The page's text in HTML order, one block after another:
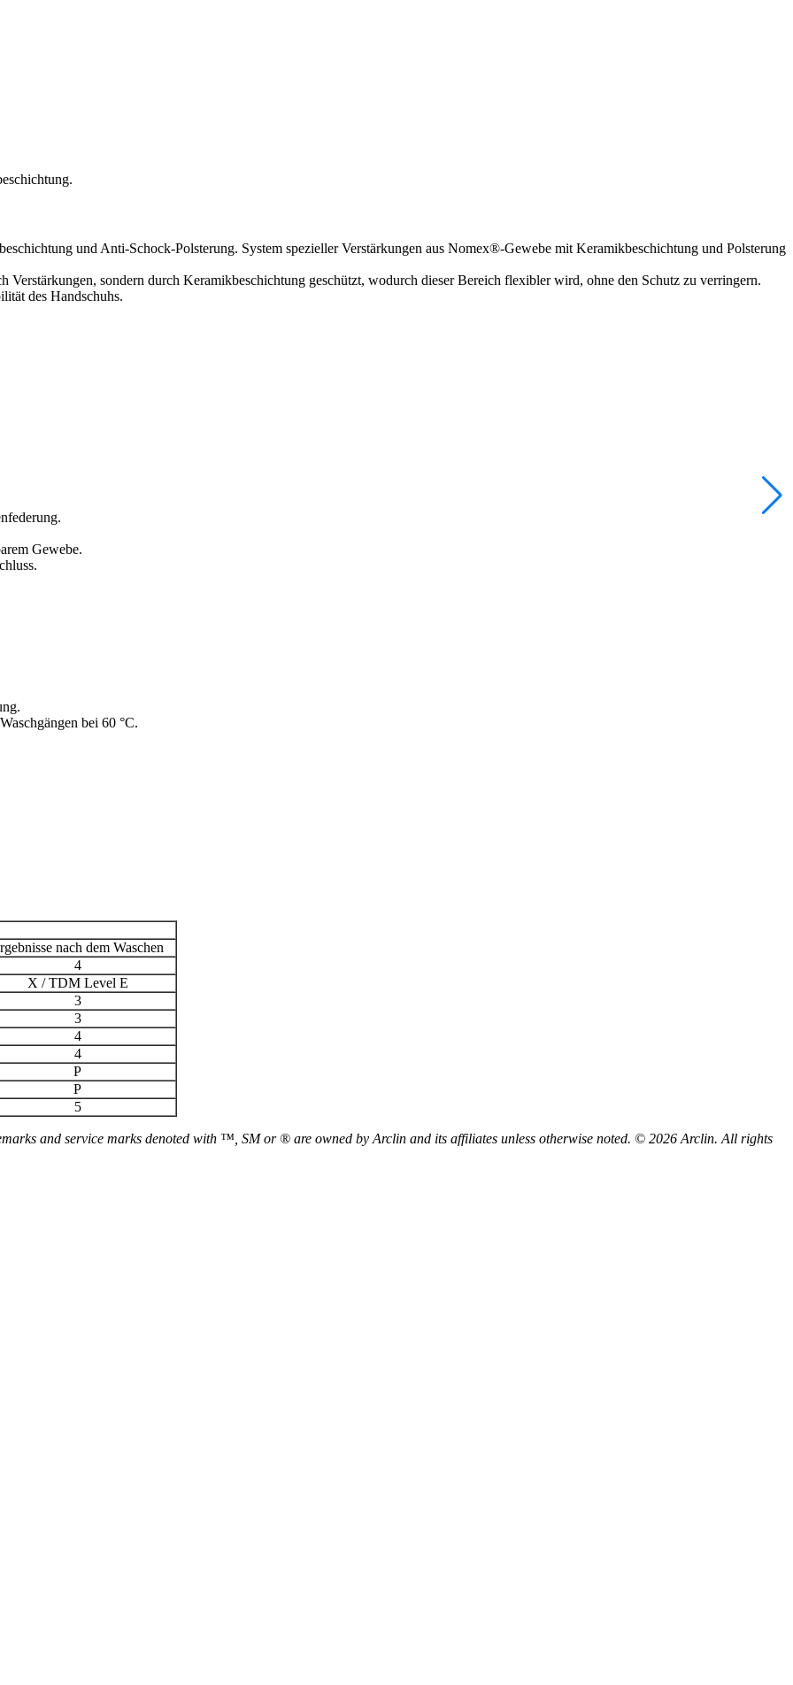
und Anti-Schock-Polsterung. System spezieller Verstärkungen aus Nomex®-Gewebe mit Keramikbeschichtung und Polsterung
Verstärkungen, sondern durch Keramikbeschichtung geschützt, wodurch dieser Bereich flexibler wird, ohne den Schutz zu verringern.
des Handschuhs.
Gewebe.
bei 60 °C.
nach dem Waschen
4
X / TDM Level E
3
3
4
4
P
P
5
and service marks denoted with ™, SM or ® are owned by Arclin and its affiliates unless otherwise noted. © 2026 Arclin. All rights